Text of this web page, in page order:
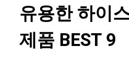
유용한 하이
제품 BEST 9